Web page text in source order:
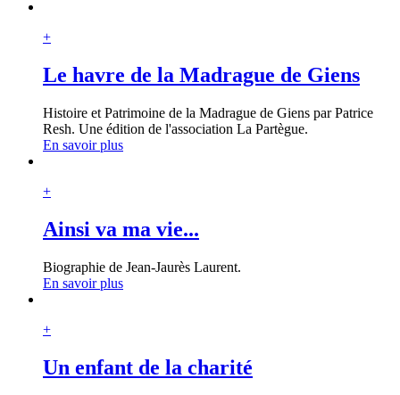
+
Le havre de la Madrague de Giens
Histoire et Patrimoine de la Madrague de Giens par Patrice
Resh. Une édition de l'association La Partègue.
En savoir plus
+
Ainsi va ma vie...
Biographie de Jean-Jaurès Laurent.
En savoir plus
+
Un enfant de la charité